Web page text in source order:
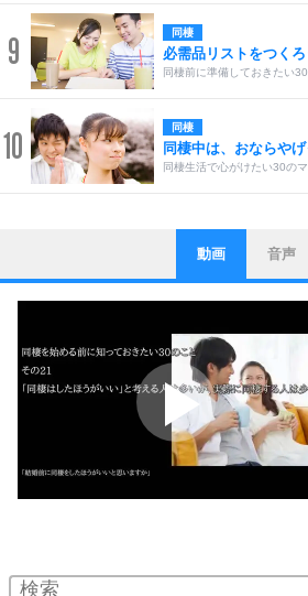
9 同棲
必需品リストをつくろ
同棲前に準備しておきたい
10 同棲
同棲中は、おならやげ
同棲生活で心がけたい30の
1
ストレス対策
他人と比べない。
いっそのこと、他人
いらいらしない人になる30
プラス思考
ポジティブになれない
ポジティブ思考になる30の方
ストレス対策
人生、なんとかなる
気楽に生きる30の方法
4 器の大きい人は、怒り
動画 音声
2.0倍速 （345KB 1分28秒）